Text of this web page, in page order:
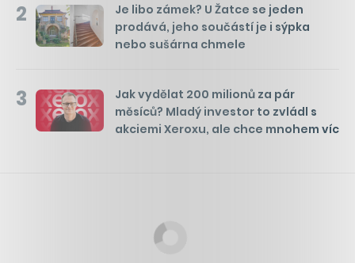
2
Je libo zámek? U Žatce se jeden
prodává, jeho součástí je i sýpka
nebo sušárna chmele
3
Jak vydělat 200 milionů za pár
měsíců? Mladý investor to zvládl s
akciemi Xeroxu, ale chce mnohem víc